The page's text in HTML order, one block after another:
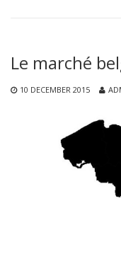
Le marché
10 DECEMBER 2015